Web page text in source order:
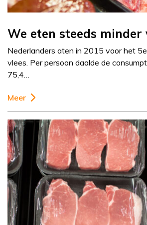
We eten steeds minder
Nederlanders aten in 2015 voor het
vlees. Per persoon daalde de
75,4…
Meer